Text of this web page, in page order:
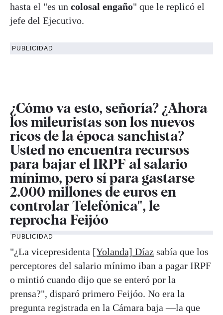
hasta el "es un colosal engaño" que le replicó el
jefe del Ejecutivo.
PUBLICIDAD
¿Cómo va esto, señoría? ¿Ahora
los mileuristas son los nuevos
ricos de la época sanchista?
Usted no encuentra recursos
para bajar el IRPF al salario
mínimo, pero sí para gastarse
2.000 millones de euros en
controlar Telefónica", le
reprocha Feijóo
PUBLICIDAD
"¿La vicepresidenta [Yolanda] Díaz sabía que los
perceptores del salario mínimo iban a pagar IRPF
o mintió cuando dijo que se enteró por la
prensa?", disparó primero Feijóo. No era la
pregunta registrada en la Cámara baja —la que